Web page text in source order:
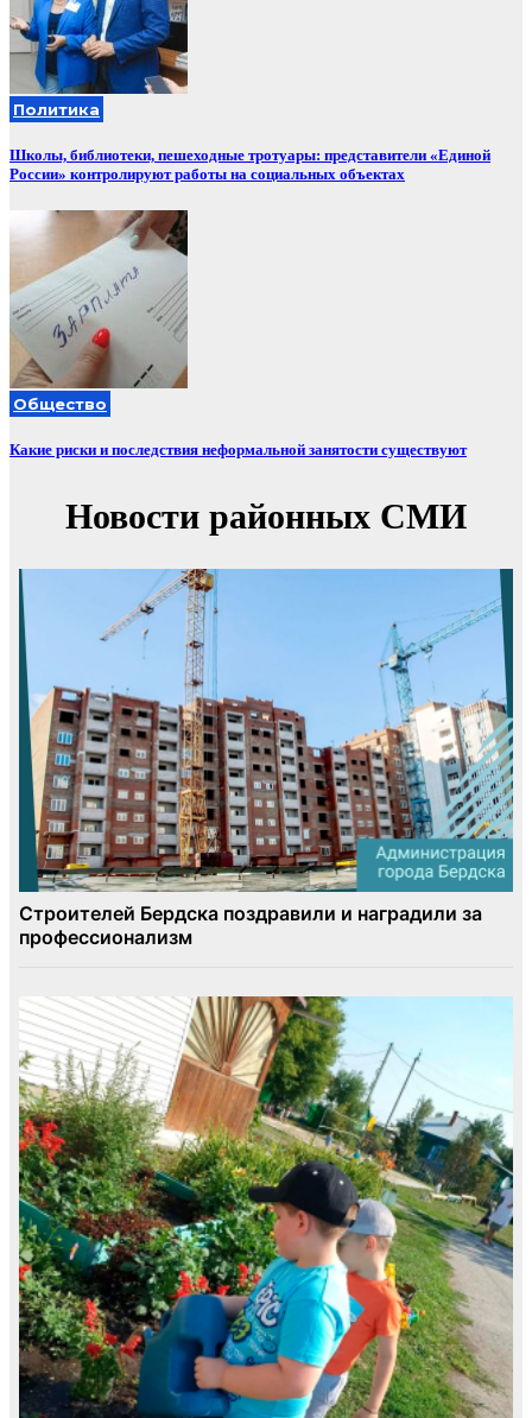
Политика
Школы, библиотеки, пешеходные тротуары: представители «Единой
России» контролируют работы на социальных объектах
Общество
Какие риски и последствия неформальной занятости существуют